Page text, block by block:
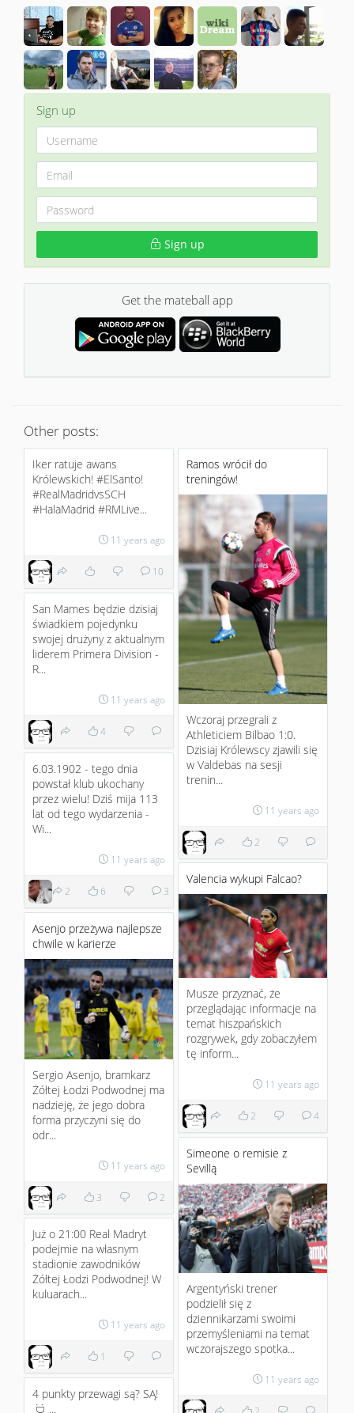
Sign up
Sign up
Get the mateball app
Other posts:
Iker ratuje awans
Królewskich! ‪#‎ElSanto‬!
‪#‎RealMadridvsSCH‬
‪#‎HalaMadrid‬ ‪#‎RMLive‬...
11 years ago
10
Ramos wrócił do
treningów!
Wczoraj przegrali z
Athleticiem Bilbao 1:0.
Dzisiaj Królewscy zjawili się
w Valdebas na sesji
trenin...
11 years ago
2
San Mames będzie dzisiaj
świadkiem pojedynku
swojej drużyny z aktualnym
liderem Primera Division -
R...
11 years ago
4
6.03.1902 - tego dnia
powstał klub ukochany
przez wielu! Dziś mija 113
lat od tego wydarzenia -
Wi...
11 years ago
2 6 3
Valencia wykupi Falcao?
Musze przyznać, że
przeglądając informacje na
temat hiszpańskich
rozgrywek, gdy zobaczyłem
tę inform...
11 years ago
2 4
Asenjo przeżywa najlepsze
chwile w karierze
Sergio Asenjo, bramkarz
Żółtej Łodzi Podwodnej ma
nadzieję, że jego dobra
forma przyczyni się do
odr...
11 years ago
3 2
Simeone o remisie z
Sevillą
Argentyński trener
podzielił się z
dziennikarzami swoimi
przemyśleniami na temat
wczorajszego spotka...
11 years ago
Już o 21:00 Real Madryt
podejmie na własnym
stadionie zawodników
Żółtej Łodzi Podwodnej! W
kuluarach...
11 years ago
1
4 punkty przewagi są? SĄ!
:D ...